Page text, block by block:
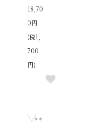
18,70
0円
(税1,
700
円)